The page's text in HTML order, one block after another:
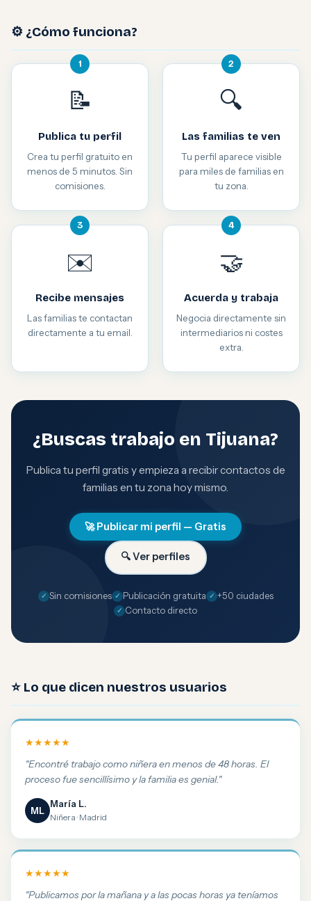
⚙️ ¿Cómo funciona?
1
📝
Publica tu perfil
Crea tu perfil gratuito en
menos de 5 minutos. Sin
comisiones.
2
🔍
Las familias te ven
Tu perfil aparece visible
para miles de familias en
tu zona.
3
✉️
Recibe mensajes
Las familias te contactan
directamente a tu email.
4
🤝
Acuerda y trabaja
Negocia directamente sin
intermediarios ni costes
extra.
¿Buscas trabajo en Tijuana?
Publica tu perfil gratis y empieza a recibir contactos de
familias en tu zona hoy mismo.
🚀 Publicar mi perfil — Gratis
🔍 Ver perfiles
Sin comisiones Publicación gratuita
+50 ciudades
Contacto directo
⭐ Lo que dicen nuestros usuarios
★★★★★
"Encontré trabajo como niñera en menos de 48 horas. El
proceso fue sencillísimo y la familia es genial."
ML
María L.
Niñera · Madrid
★★★★★
"Publicamos por la mañana y a las pocas horas ya teníamos